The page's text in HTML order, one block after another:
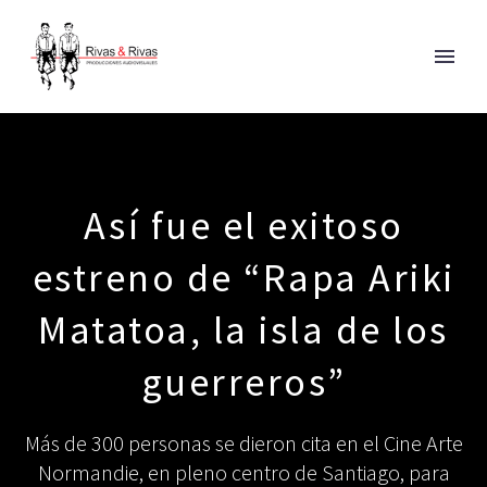
Así fue el exitoso
estreno de “Rapa Ariki
Matatoa, la isla de los
guerreros”
Más de 300 personas se dieron cita en el Cine Arte
Normandie, en pleno centro de Santiago, para